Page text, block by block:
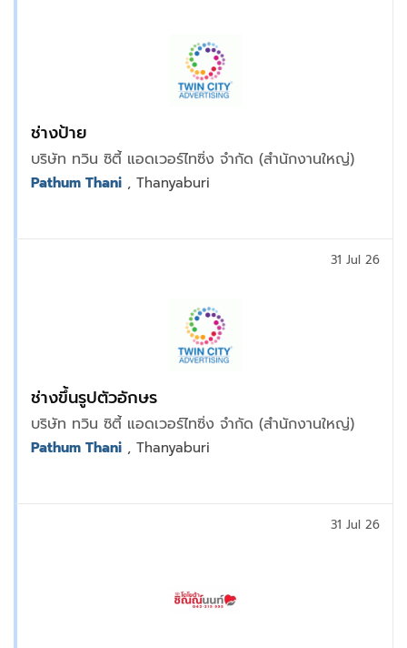
ช่างป้าย
บริษัท ทวิน ซิตี้ แอดเวอร์ไทซิ่ง จำกัด (สำนักงานใหญ่)
Pathum Thani , Thanyaburi
ช่างขึ้นรูปตัวอักษร
บริษัท ทวิน ซิตี้ แอดเวอร์ไทซิ่ง จำกัด (สำนักงานใหญ่)
31 Jul 26
Pathum Thani , Thanyaburi
31 Jul 26